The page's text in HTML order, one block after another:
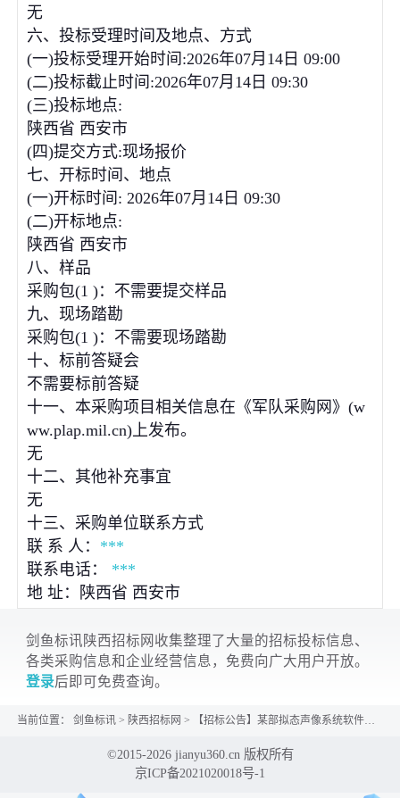
无
六、投标受理时间及地点、方式
(一)投标受理开始时间:2026年07月14日 09:00
(二)投标截止时间:2026年07月14日 09:30
(三)投标地点:
陕西省 西安市
(四)提交方式:现场报价
七、开标时间、地点
(一)开标时间: 2026年07月14日 09:30
(二)开标地点:
陕西省 西安市
八、样品
采购包(1 )：不需要提交样品
九、现场踏勘
采购包(1 )：不需要现场踏勘
十、标前答疑会
不需要标前答疑
十一、本采购项目相关信息在《军队采购网》(w
ww.plap.mil.cn)上发布。
无
十二、其他补充事宜
无
十三、采购单位联系方式
联 系 人： ***
联系电话： ***
地 址：陕西省 西安市
剑鱼标讯陕西招标网收集整理了大量的招标投标信息、
各类采购信息和企业经营信息，免费向广大用户开放。
登录后即可免费查询。
当前位置： 剑鱼标讯 > 陕西招标网 > 【招标公告】某部拟态声像系统软件（数字人）项目招标公告（2026-JTIBC-W4003）
©2015-2026 jianyu360.cn 版权所有
京ICP备2021020018号-1